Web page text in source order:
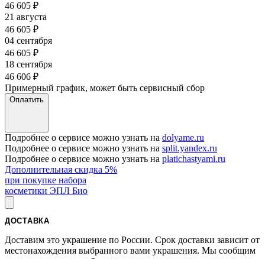
46 605 ₽
21 августа
46 605 ₽
04 сентября
46 605 ₽
18 сентября
46 606 ₽
Примерный график, может быть сервисный сбор
Оплатить
Подробнее о сервисе можно узнать на dolyame.ru
Подробнее о сервисе можно узнать на split.yandex.ru
Подробнее о сервисе можно узнать на platichastyami.ru
Дополнительная скидка 5%
при покупке набора
косметики ЭПЛ Био
ДОСТАВКА
Доставим это украшение по России. Срок доставки зависит от
местонахождения выбранного вами украшения. Мы сообщим